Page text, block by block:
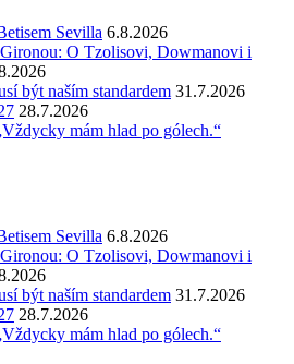
Sevilla 6.8.2026
O Tzolisovi, Dowmanovi i
být naším standardem 31.7.2026
28.7.2026
mám hlad po gólech.“
Sevilla 6.8.2026
O Tzolisovi, Dowmanovi i
být naším standardem 31.7.2026
28.7.2026
mám hlad po gólech.“